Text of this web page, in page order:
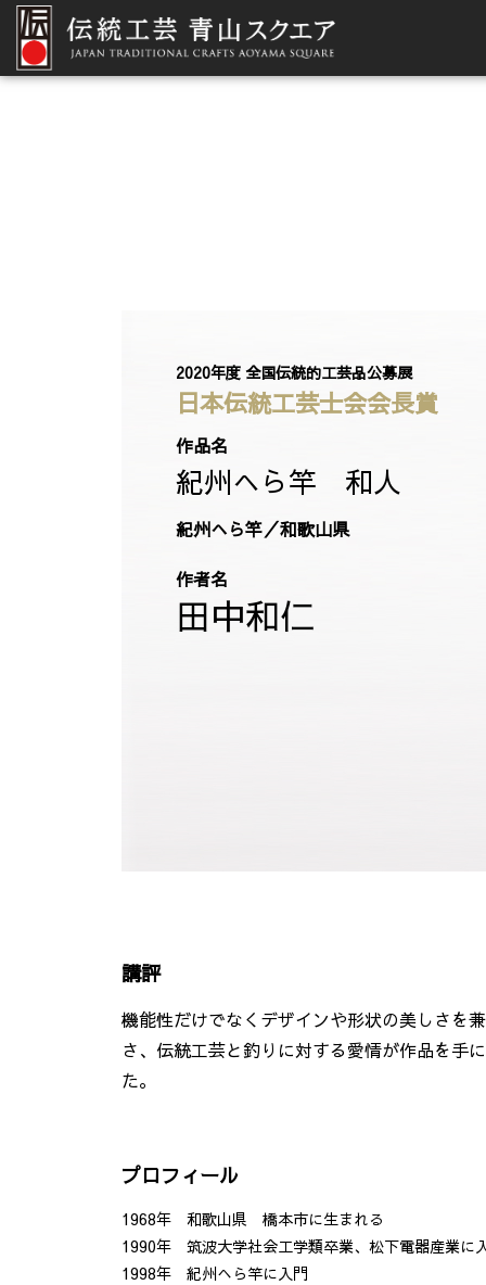
2020年度 全国伝統的工芸品公募展
日本伝統工芸士会会長賞
作品名
紀州へら竿 和人
紀州へら竿／和歌山県
作者名
田中和仁
講評
機能性だけでなくデザインや形状の美しさを
さ、伝統工芸と釣りに対する愛情が作品を手
た。
プロフィール
1968年 和歌山県 橋本市に生まれる
1990年 筑波大学社会工学類卒業、松下電器産業に
1998年 紀州へら竿に入門